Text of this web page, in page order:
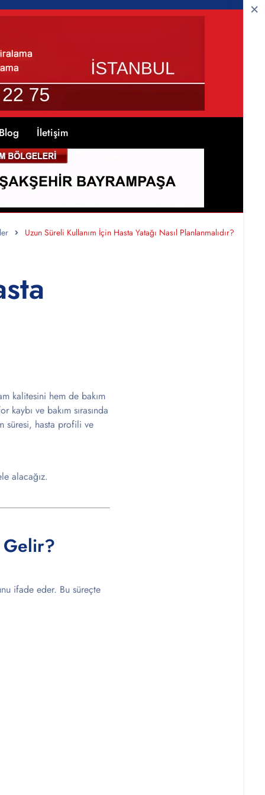
İletişim
Uzun Süreli Kullanım İçin Hasta Yatağı Nasıl Planlanmalıdır?
kalitesini hem de bakım
kaybı ve bakım sırasında
süresi, hasta profili ve
alacağız.
Gelir?
ifade eder. Bu süreçte